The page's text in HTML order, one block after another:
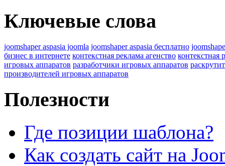
Ключевые слова
joomshaper aspasia joomla joomshaper aspasia бесплатно
бизнес в интернете контекстная реклама агенство контекстная
игровых аппаратов разработчики игровых аппаратов
производителей игровых аппаратов
Полезности
Где позиции шаблона?
Как создать сайт на